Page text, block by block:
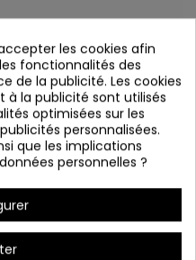
GU10 4W 4000K
les cookies afin
fonctionnalités des
de la publicité. Les cookies
à la publicité sont utilisés
optimisées sur les
personnalisées.
que les implications
personnelles ?